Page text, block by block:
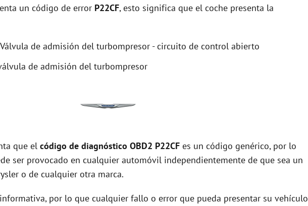
un código de error P22CF, esto significa que el coche presenta la
Válvula de admisión del turbompresor - circuito de control abierto
de admisión del turbompresor
que el código de diagnóstico OBD2 P22CF es un código genérico, por lo
ser provocado en cualquier automóvil independientemente de que sea un
o de cualquier otra marca.
por lo que cualquier fallo o error que pueda presentar su vehículo